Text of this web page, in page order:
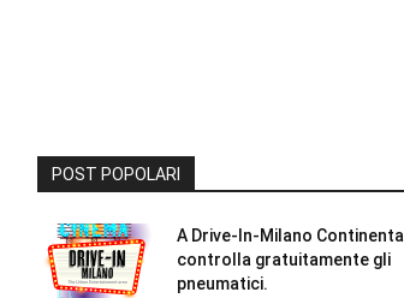
POST POPOLARI
A Drive-In-Milano Continental
controlla gratuitamente gli
pneumatici.